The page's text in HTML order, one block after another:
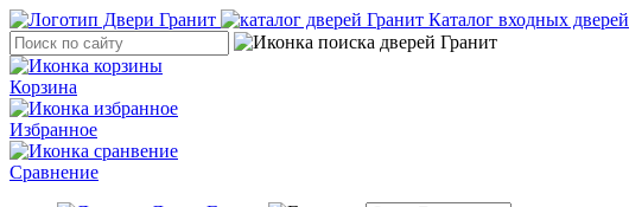
Каталог входных дверей
Корзина
Избранное
Сравнение